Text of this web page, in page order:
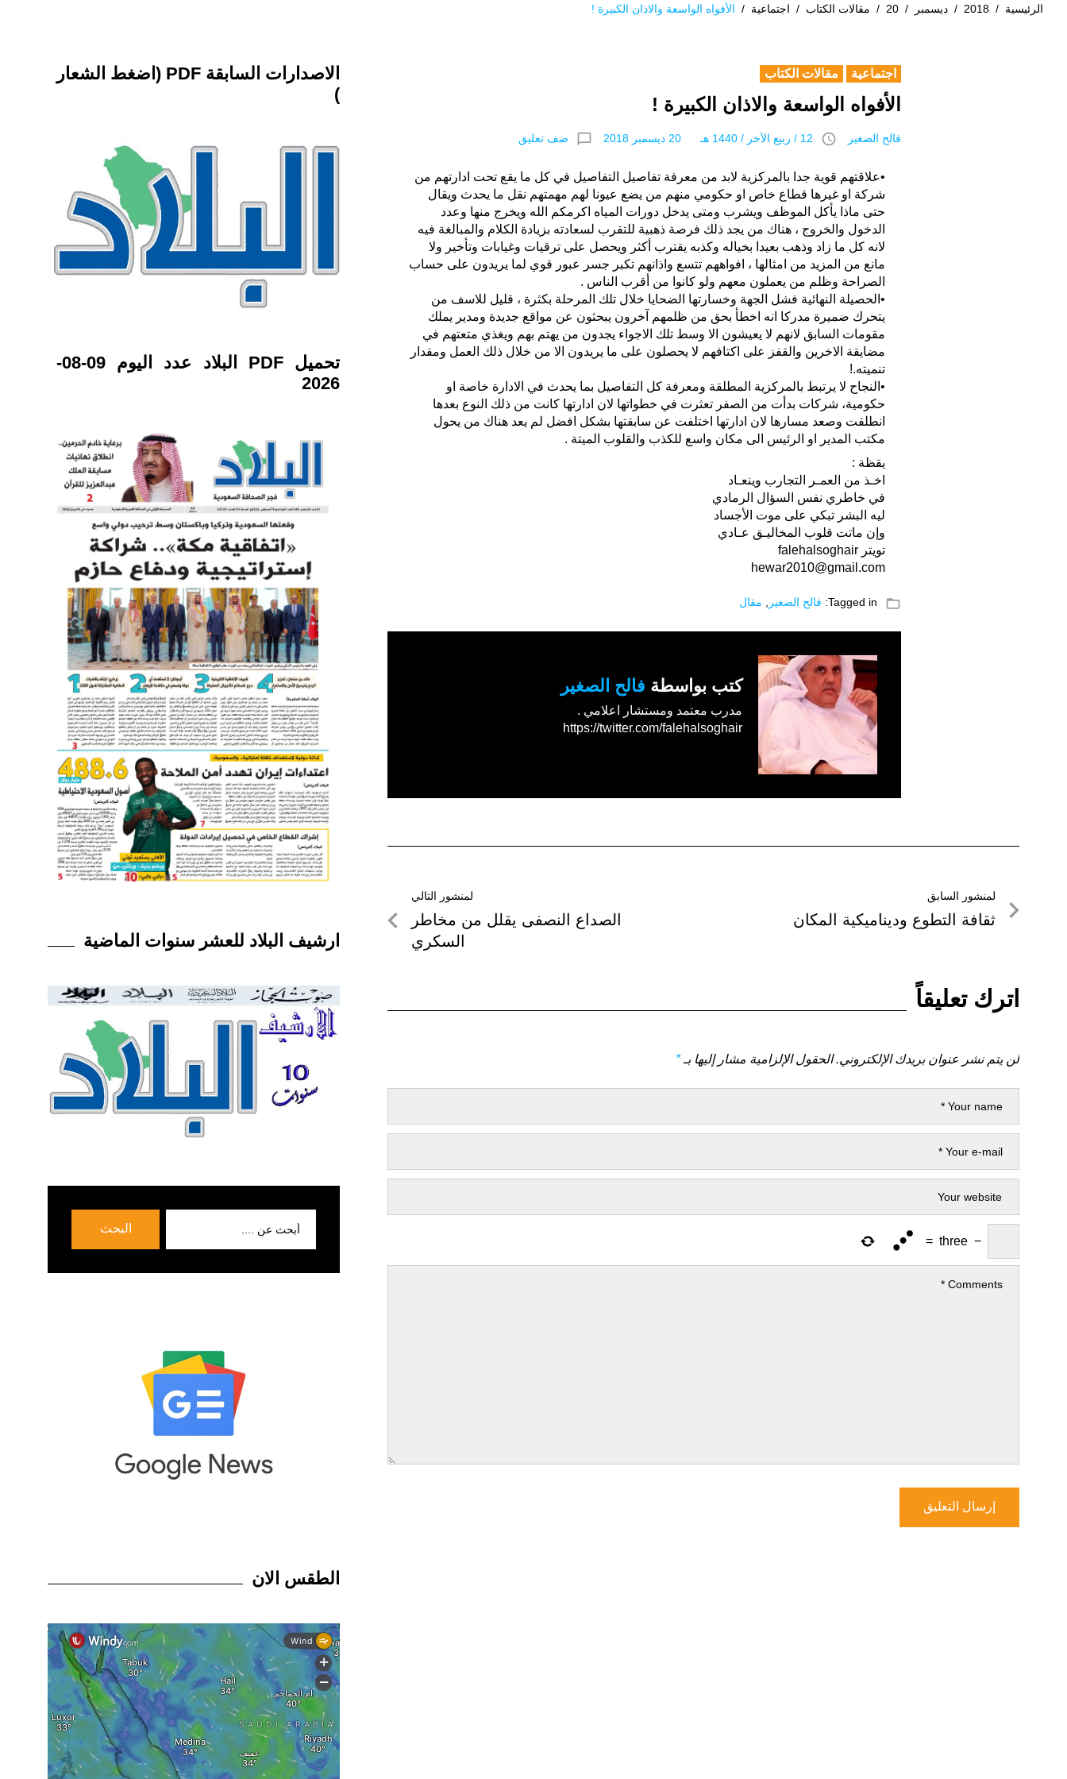
الرئيسية /
2018
/ ديسمبر /
20
/ مقالات الكتاب / اجتماعية / الأفواه الواسعة والاذان الكبيرة !
اجتماعية مقالات الكتاب
الأفواه الواسعة والاذان الكبيرة !
فالح الصغير access_time 12 / ربيع الآخر / 1440 هـ 20 ديسمبر 2018 chat_bubble_outline ضف تعليق
•علاقتهم قوية جدا بالمركزية لابد من معرفة تفاصيل التفاصيل في كل ما يقع تحت ادارتهم من
شركة او غيرها قطاع خاص او حكومي منهم من يضع عيونا لهم مهمتهم نقل ما يحدث ويقال
حتى ماذا يأكل الموظف ويشرب ومتى يدخل دورات المياه اكرمكم الله ويخرج منها وعدد
الدخول والخروج ، هناك من يجد ذلك فرصة ذهبية للتقرب لسعادته بزيادة الكلام والمبالغة فيه
لانه كل ما زاد وذهب بعيدا بخياله وكذبه يقترب أكثر ويحصل على ترقيات وغيابات وتأخير ولا
مانع من المزيد من امثالها ، افواههم تتسع واذانهم تكبر جسر عبور قوي لما يريدون على حساب
الصراحة وظلم من يعملون معهم ولو كانوا من أقرب الناس .
•الحصيلة النهائية فشل الجهة وخسارتها الضحايا خلال تلك المرحلة بكثرة ، قليل للاسف من
يتحرك ضميرة مدركا انه اخطأ بحق من ظلمهم آخرون يبحثون عن مواقع جديدة ومدير يملك
مقومات السابق لانهم لا يعيشون الا وسط تلك الاجواء يجدون من يهتم بهم ويغذي متعتهم في
مضايقة الاخرين والقفز على اكتافهم لا يحصلون على ما يريدون الا من خلال ذلك العمل ومقدار
تنميته.!
•النجاح لا يرتبط بالمركزية المطلقة ومعرفة كل التفاصيل بما يحدث في الادارة خاصة او
حكومية، شركات بدأت من الصفر تعثرت في خطواتها لان ادارتها كانت من ذلك النوع بعدها
انطلقت وصعد مسارها لان ادارتها اختلفت عن سابقتها بشكل افضل لم يعد هناك من يحول
مكتب المدير او الرئيس الى مكان واسع للكذب والقلوب الميتة .
يقظة :
اخـذ من العمـر التجارب وينعـاد
في خاطري نفس السؤال الرمادي
ليه البشر تبكي على موت الأجساد
وإن ماتت قلوب المخاليـق عـادي
تويتر falehalsoghair
folder_open
Tagged in: فالح الصغير , مقال
كتب بواسطة فالح الصغير
مدرب معتمد ومستشار اعلامي .
https://twitter.com/falehalsoghair
تصفّح
المقالات
لمنشور السابق
لمنشور
ثقافة التطوع وديناميكية المكان
لمنشور التالي
لمنشور
الصداع النصفى يقلل من مخاطر
السكري
اترك تعليقاً
لن يتم نشر عنوان بريدك الإلكتروني. الحقول الإلزامية مشار إليها بـ*
−
three
=
الاصدارات السابقة PDF (اضغط الشعار
)
تحميل PDF البلاد عدد اليوم 09-08-
2026
ارشيف البلاد للعشر سنوات الماضية
البحث
الطقس الان